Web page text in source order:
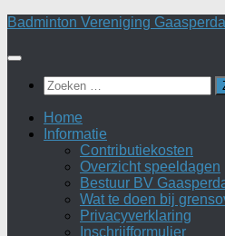
Doorgaan
inhoud
Badminton Vereniging
Zoeken
naar:
Home
Informatie
Contributiekosten
Overzicht speeldagen
Bestuur BV
Wat te doen bij
Privacyverklaring
Inschrijfformulier